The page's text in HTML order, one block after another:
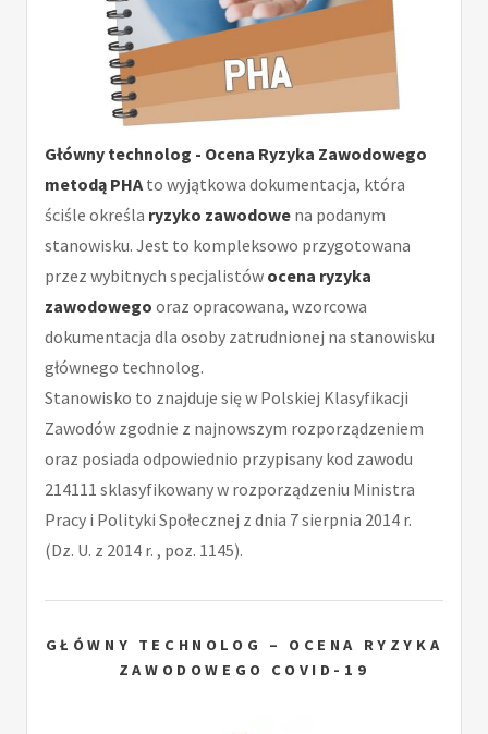
Główny technolog - Ocena Ryzyka Zawodowego
metodą PHA to wyjątkowa dokumentacja, która
ściśle określa ryzyko zawodowe na podanym
stanowisku. Jest to kompleksowo przygotowana
przez wybitnych specjalistów ocena ryzyka
zawodowego oraz opracowana, wzorcowa
dokumentacja dla osoby zatrudnionej na stanowisku
głównego technolog.
Stanowisko to znajduje się w Polskiej Klasyfikacji
Zawodów zgodnie z najnowszym rozporządzeniem
oraz posiada odpowiednio przypisany kod zawodu
214111 sklasyfikowany w rozporządzeniu Ministra
Pracy i Polityki Społecznej z dnia 7 sierpnia 2014 r.
(Dz. U. z 2014 r. , poz. 1145).
GŁÓWNY TECHNOLOG – OCENA RYZYKA
ZAWODOWEGO COVID-19